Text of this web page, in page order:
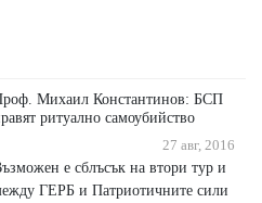
Михаил Константинов: БСП
ритуално самоубийство
27 авг, 2016
е сблъсък на втори тур и
ГЕРБ и Патриотичните сили